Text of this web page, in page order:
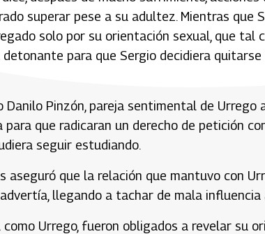
superar pese a su adultez. Mientras que
solo por su orientación sexual, que tal
para que Sergio decidiera quitarse
Danilo Pinzón, pareja sentimental de
que radicaran un derecho de petición
seguir estudiando.
aseguró que la relación que mantuvo con
llegando a tachar de mala influencia
Urrego, fueron obligados a revelar su